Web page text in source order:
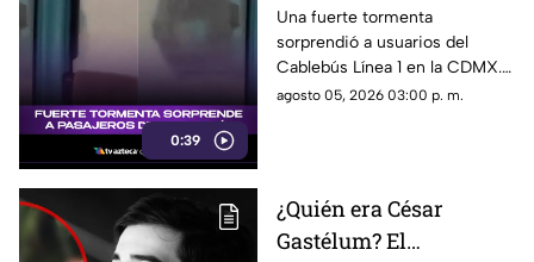
0:39
pasajeros del Cablebús
de la Línea 1 en la
Ciudad de México: así
vivieron el momento
Una fuerte tormenta
sorprendió a usuarios del
Cablebús Línea 1 en la CDMX.
El momento fue captado en
agosto 05, 2026 03:00 p. m.
¿Quién era César
Gastélum? El